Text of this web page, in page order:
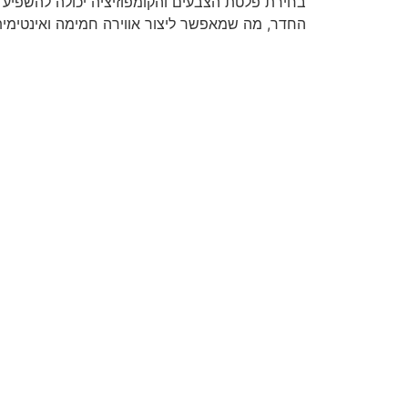
החדר, מה שמאפשר ליצור אווירה חמימה